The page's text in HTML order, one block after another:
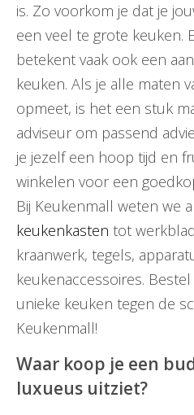
is. Zo voorkom je dat je
een veel te grote keuken.
betekent vaak ook een
keuken. Als je alle maten
opmeet, is het een stuk
adviseur om passend
je jezelf een hoop tijd en
winkelen voor een
Bij Keukenmall weten we
keukenkasten tot
kraanwerk, tegels,
keukenaccessoires.
unieke keuken tegen de
Keukenmall!
Waar koop je een
luxueus uitziet?